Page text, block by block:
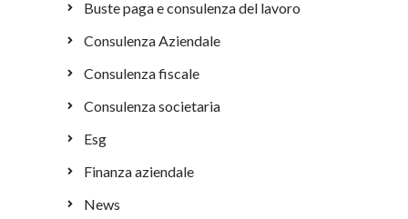
Buste paga e consulenza del lavoro
Consulenza Aziendale
Consulenza fiscale
Consulenza societaria
Esg
Finanza aziendale
News